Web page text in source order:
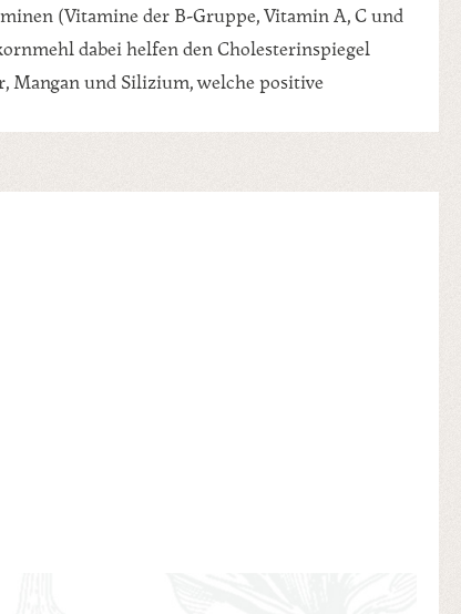
(Vitamine der B-Gruppe, Vitamin A, C und
dabei helfen den Cholesterinspiegel
Mangan und Silizium, welche positive